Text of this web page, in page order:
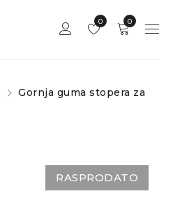
0
0
Gornja guma stopera za
RASPRODATO